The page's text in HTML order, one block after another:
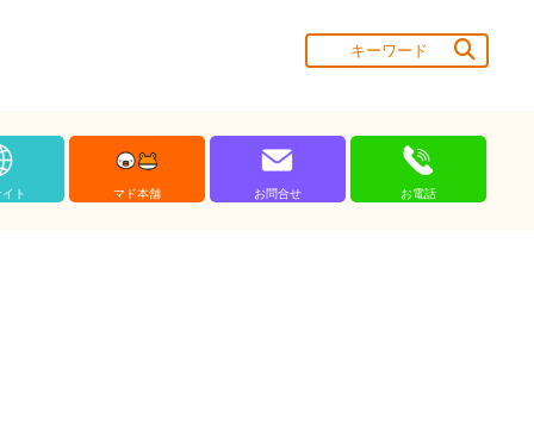
ト マド本舗 お問合せ お電話